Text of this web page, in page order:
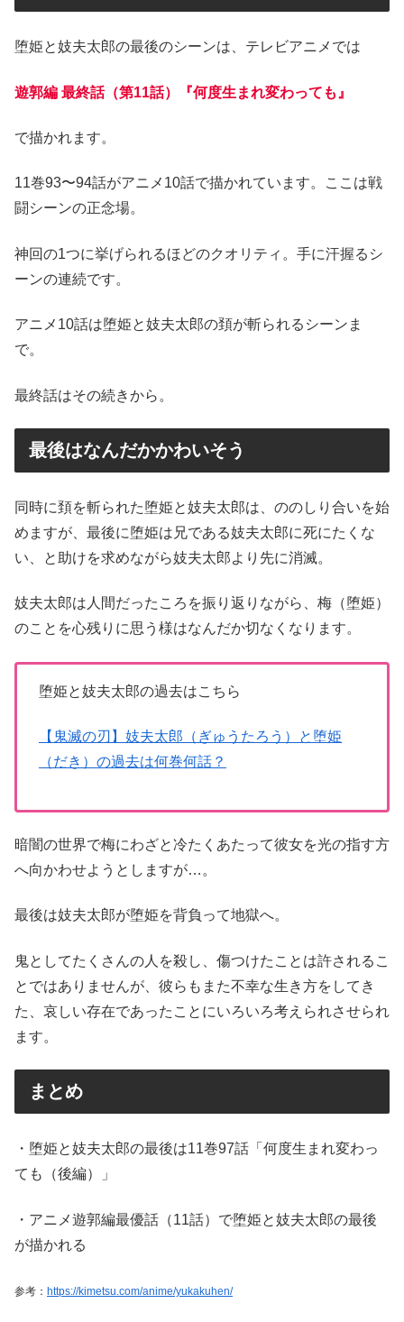
堕姫と妓夫太郎の最後のシーンは、テレビアニメでは
遊郭編 最終話（第11話）『何度生まれ変わっても』
で描かれます。
11巻93〜94話がアニメ10話で描かれています。ここは戦
闘シーンの正念場。
神回の1つに挙げられるほどのクオリティ。手に汗握るシ
ーンの連続です。
アニメ10話は堕姫と妓夫太郎の頚が斬られるシーンま
で。
最終話はその続きから。
最後はなんだかかわいそう
同時に頚を斬られた堕姫と妓夫太郎は、ののしり合いを始
めますが、最後に堕姫は兄である妓夫太郎に死にたくな
い、と助けを求めながら妓夫太郎より先に消滅。
妓夫太郎は人間だったころを振り返りながら、梅（堕姫）
のことを心残りに思う様はなんだか切なくなります。
堕姫と妓夫太郎の過去はこちら
【鬼滅の刃】妓夫太郎（ぎゅうたろう）と堕姫
（だき）の過去は何巻何話？
暗闇の世界で梅にわざと冷たくあたって彼女を光の指す方
へ向かわせようとしますが…。
最後は妓夫太郎が堕姫を背負って地獄へ。
鬼としてたくさんの人を殺し、傷つけたことは許されるこ
とではありませんが、彼らもまた不幸な生き方をしてき
た、哀しい存在であったことにいろいろ考えられさせられ
ます。
まとめ
・堕姫と妓夫太郎の最後は11巻97話「何度生まれ変わっ
ても（後編）」
・アニメ遊郭編最優話（11話）で堕姫と妓夫太郎の最後
が描かれる
参考： https://kimetsu.com/anime/yukakuhen/